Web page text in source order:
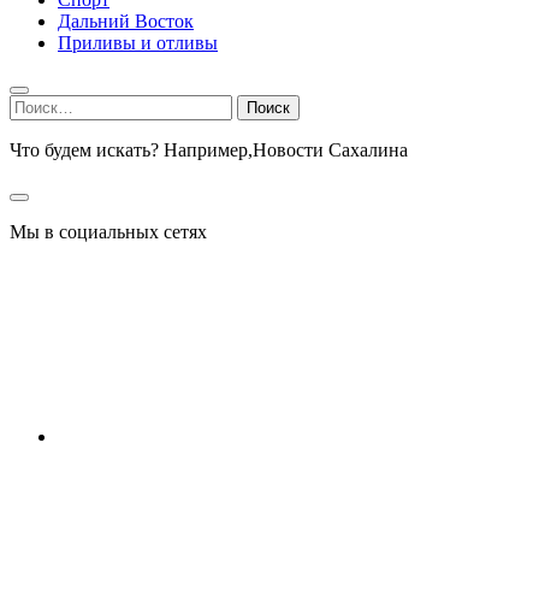
Дальний Восток
Приливы и отливы
Найти:
Что будем искать? Например,Новости Сахалина
Мы в социальных сетях